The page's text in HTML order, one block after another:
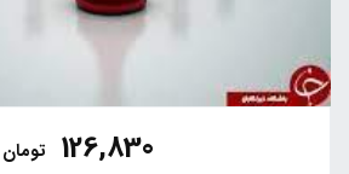
126,830 تومان